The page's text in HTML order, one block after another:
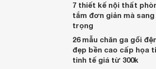
7 thiết kế nội thất
tắm đơn giản mà sang
trọng
26 mẫu chăn ga gối
đẹp bền cao cấp họa
tinh tế giá từ 300k